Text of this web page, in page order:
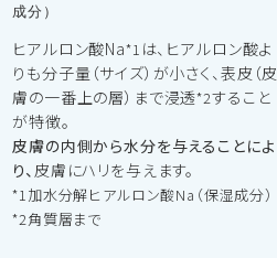
成分）
ヒアルロン酸Na*1 は、ヒアルロン酸よ
りも分子量（サイズ）が小さく、表皮（皮
膚の一番上の層）まで浸透*2すること
が特徴。
皮膚の内側から水分を与えることによ
り、 皮膚にハリを与えます。
*1加水分解ヒアルロン酸Na（保湿成分）
*2角質層まで